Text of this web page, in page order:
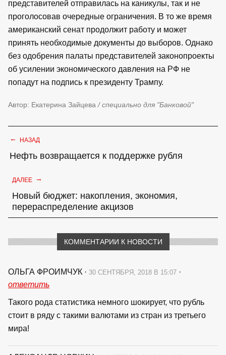
представителей отправилась на каникулы, так и не
проголосовав очередные ограничения. В то же время
американский сенат продолжит работу и может
принять необходимые документы до выборов. Однако
без одобрения палаты представителей законопроекты
об усилении экономического давления на РФ не
попадут на подпись к президенту Трампу.
Автор: Екатерина Зайцева / специально для "Банковой"
← НАЗАД
Нефть возвращается к поддержке рубля
ДАЛЕЕ →
Новый бюджет: накопления, экономия,
перераспределение акцизов
КОММЕНТАРИИ К НОВОСТИ
ОЛЬГА ФРОИМЧУК · 30 СЕНТЯБРЯ, 2018 В 15:07 ·
ответить
Такого рода статистика немного шокирует, что рубль
стоит в ряду с такими валютами из стран из третьего
мира!